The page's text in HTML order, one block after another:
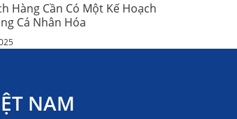
Hàng Cần Có Một Kế Hoạch
Cá Nhân Hóa
NAM